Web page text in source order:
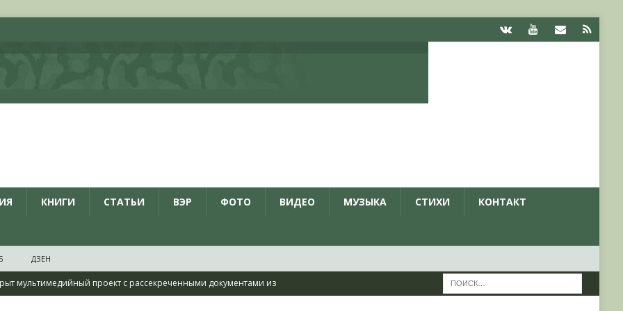
КНИГИ СТАТЬИ ВЭР ФОТО ВИДЕО МУЗЫКА СТИХИ КОНТАКТ
ДЗЕН
мультимедийный проект с рассекреченными документами из